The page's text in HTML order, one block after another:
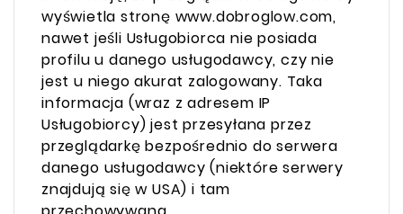
wyświetla stronę www.dobroglow.com,
nawet jeśli Usługobiorca nie posiada
profilu u danego usługodawcy, czy nie
jest u niego akurat zalogowany. Taka
informacja (wraz z adresem IP
Usługobiorcy) jest przesyłana przez
przeglądarkę bezpośrednio do serwera
danego usługodawcy (niektóre serwery
znajdują się w USA) i tam